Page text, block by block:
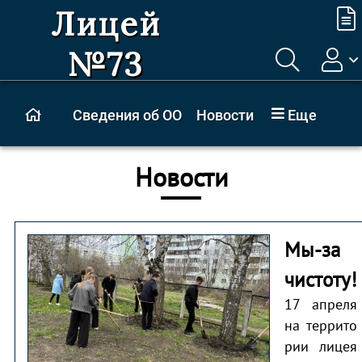
Лицей
№73
Сведения об ОО Новости Еще
Новости
Мы-за
чистоту!
17 апреля
на террито
рии лицея